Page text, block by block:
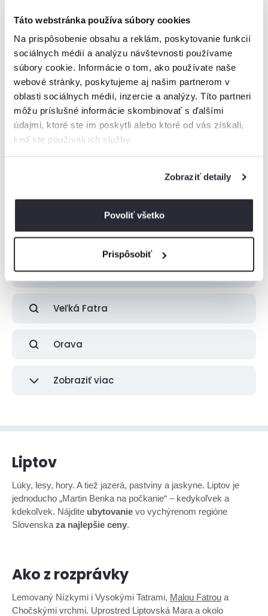
Táto webstránka používa súbory cookies
Na prispôsobenie obsahu a reklám, poskytovanie funkcií
sociálnych médií a analýzu návštevnosti používame
súbory cookie. Informácie o tom, ako používate naše
webové stránky, poskytujeme aj našim partnerom v
oblasti sociálnych médií, inzercie a analýzy. Títo partneri
môžu príslušné informácie skombinovať s ďalšími
údajmi, ktoré ste im poskytli alebo ktoré od vás získali,
keď ste používali ich služby.
Zobraziť detaily
Povoliť všetko
Prispôsobiť
Boli zobrazené všetky ubytovania z tejto
lokality
Ak ste nenašli vhodné ubytovanie pre vás, skúste pohľadať v
najbližšom okolí.
Vysoké Tatry
Nízke Tatry
Malá Fatra
Veľká Fatra
Orava
Zobraziť viac
Liptov
Lúky, lesy, hory. A tiež jazerá, pastviny a jaskyne. Liptov je
jednoducho „Martin Benka na počkanie“ – kedykoľvek a
kdekoľvek. Nájdite ubytovanie vo vychýrenom regióne
Slovenska za najlepšie ceny.
Ako z rozprávky
Lemovaný Nízkymi i Vysokými Tatrami, Malou Fatrou a
Chočskými vrchmi. Uprostred Liptovská Mara a okolo